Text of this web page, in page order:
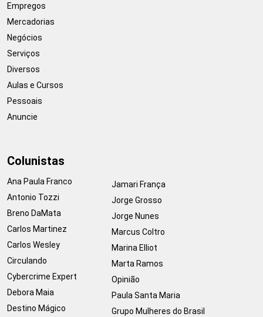
Empregos
Mercadorias
Negócios
Serviços
Diversos
Aulas e Cursos
Pessoais
Anuncie
Colunistas
Ana Paula Franco
Antonio Tozzi
Breno DaMata
Carlos Martinez
Carlos Wesley
Circulando
Cybercrime Expert
Debora Maia
Destino Mágico
Jamari França
Jorge Grosso
Jorge Nunes
Marcus Coltro
Marina Elliot
Marta Ramos
Opinião
Paula Santa Maria
Grupo Mulheres do Brasil